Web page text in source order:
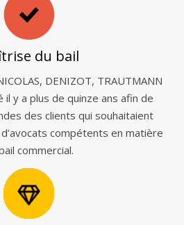
du bail
DENIZOT, TRAUTMANN
il y a plus de quinze ans afin de
des clients qui souhaitaient
compétents en matière
commercial.